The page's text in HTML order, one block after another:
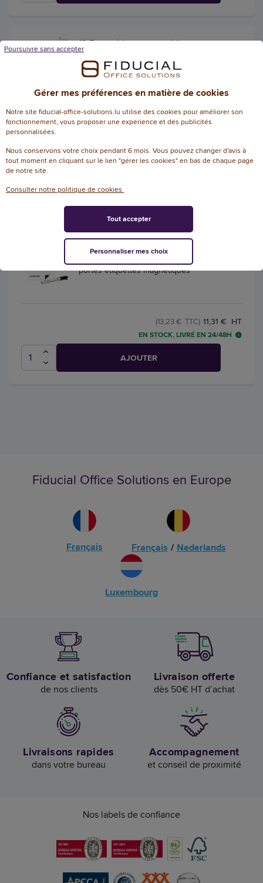
12 Porte-étiquettes et étiquettes en
planche - 7,5 x 15 cm - 3L Office
Référence :
avis
12 porte-étiquettes avec étiquettes 7,5 x15
cm en planches A5
18,50 € HT
(21,65 € TTC)
EN STOCK, LIVRÉ EN 24/48H
6 portes étiquettes magnétiques
Référence : 145255
portes étiquettes magnétiques
11,31 € HT
(13,23 € TTC)
EN STOCK, LIVRÉ EN 24/48H
AJOUTER
Fiducial Office Solutions en Europe
Français Français / Nederlands
Luxembourg
Confiance et satisfaction
de nos clients
Livraison offerte
dès 50€ HT d’achat
Livraisons rapides
dans votre bureau
Accompagnement
et conseil de proximité
Nos labels de confiance
Gérer mes préférences en matière de cookies
Notre site fiducial-office-solutions.lu utilise des cookies pour améliorer son
fonctionnement, vous proposer une experience et des publicités
personnalisées.
Nous conservons votre choix pendant 6 mois. Vous pouvez changer d'avis à
tout moment en cliquant sur le lien "gérer les cookies" en bas de chaque page
de notre site.
Consulter notre politique de cookies
Poursuivre sans accepter
Personnaliser mes choix
Tout accepter